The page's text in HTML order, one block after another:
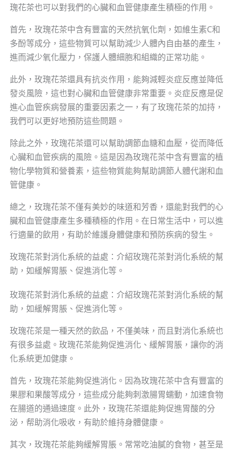
瑰花茶也可以對我們的心臟和血管健康產生積極的作用。
首先，玫瑰花茶中含有豐富的天然抗氧化劑，如維生素C和
多酚等成分，這些物質可以幫助減少人體內自由基的產生，
進而減少氧化壓力，保護人體細胞和組織的正常功能。
此外，玫瑰花茶還具有抗炎作用，能夠減輕炎症反應並降低
發炎風險，這也對心臟和血管健康非常重要。炎症反應是促
進心血管疾病發展的重要因素之一，有了玫瑰花茶的加持，
我們可以更好地預防這些問題。
除此之外，玫瑰花茶還可以幫助調節血糖和血壓，從而降低
心臟和血管疾病的風險。這是因為玫瑰花茶中含有豐富的植
物化學物質和營養素，這些物質能夠幫助調節人體代謝和血
管健康。
總之，玫瑰花茶不僅有美妙的味道和芳香，還能對我們的心
臟和血管健康產生多種積極的作用。在日常生活中，可以進
行適量的飲用，有助於維護身體健康和預防疾病的發生。
玫瑰花茶對消化系統的益處：介紹玫瑰花茶對消化系統的幫
助，如緩解胃脹、促進消化等。
玫瑰花茶對消化系統的益處：介紹玫瑰花茶對消化系統的幫
助，如緩解胃脹、促進消化等。
玫瑰花茶是一種天然的飲品，不僅美味，而且對消化系統也
有很多益處。玫瑰花茶能夠促進消化、緩解胃脹，讓你的消
化系統更加健康。
首先，玫瑰花茶能夠促進消化。因為玫瑰花茶中含有豐富的
果膠和果酸等成分，這些成分能夠刺激腸胃蠕動，加速食物
在腸道的通過速度。此外，玫瑰花茶還能夠促進胃酸的分
泌，帮助消化吸收，有助於維持身體健康。
其次，玫瑰花茶能夠緩解胃脹。常常吃油膩的食物，甚至是